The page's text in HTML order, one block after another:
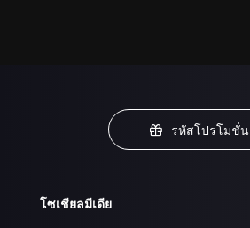
รหัสโปรโมชั่น
โซเชียลมีเดีย